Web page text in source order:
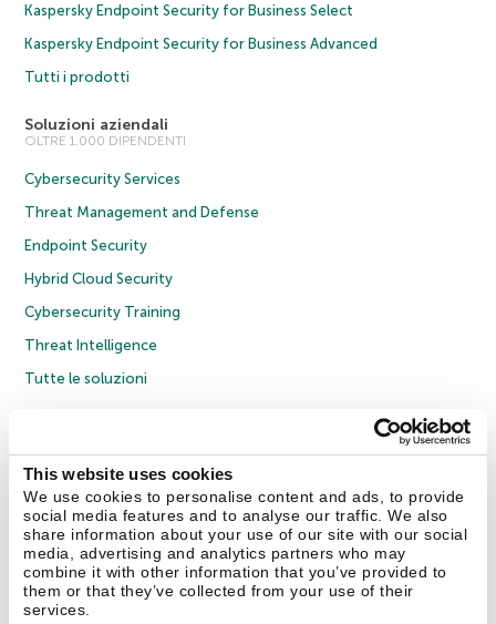
This website uses cookies
We use cookies to personalise content and ads, to provide
social media features and to analyse our traffic. We also
share information about your use of our site with our social
media, advertising and analytics partners who may
combine it with other information that you’ve provided to
them or that they’ve collected from your use of their
services.
Kaspersky Endpoint Security for Business Select
Kaspersky Endpoint Security for Business Advanced
Tutti i prodotti
Soluzioni aziendali
OLTRE 1.000 DIPENDENTI
Cybersecurity Services
Threat Management and Defense
Endpoint Security
Hybrid Cloud Security
Cybersecurity Training
Threat Intelligence
Tutte le soluzioni
Informativa sulla privacy
Policy anticorruzione
Contratto di licenza B2C
Cookies
Contatti Chi siamo Partner Blog Centro risorse Comunicati stampa
Securelist Eugene Personal Blog Encyclopedia